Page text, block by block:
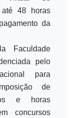
até 48 horas
da
Faculdade
pelo
para
de
e horas
concursos